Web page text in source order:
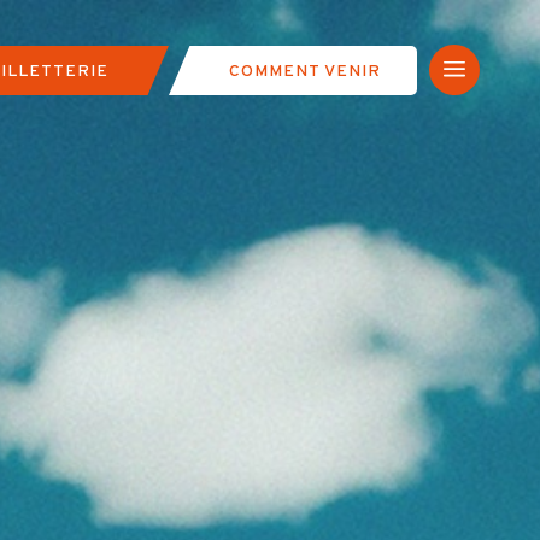
COMMENT VENIR a